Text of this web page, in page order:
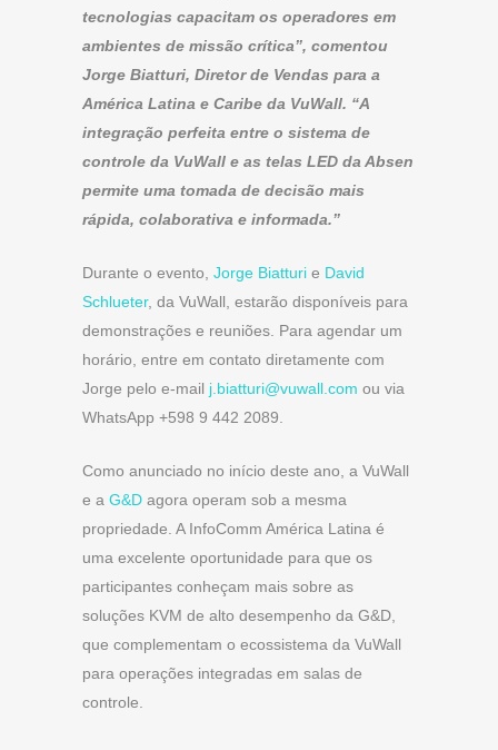
tecnologias capacitam os operadores em
ambientes de missão crítica”, comentou
Jorge Biatturi, Diretor de Vendas para a
América Latina e Caribe da VuWall. “A
integração perfeita entre o sistema de
controle da VuWall e as telas LED da Absen
permite uma tomada de decisão mais
rápida, colaborativa e informada.”
Durante o evento, Jorge Biatturi e David
Schlueter, da VuWall, estarão disponíveis para
demonstrações e reuniões. Para agendar um
horário, entre em contato diretamente com
Jorge pelo e-mail j.biatturi@vuwall.com ou via
WhatsApp +598 9 442 2089.
Como anunciado no início deste ano, a VuWall
e a G&D agora operam sob a mesma
propriedade. A InfoComm América Latina é
uma excelente oportunidade para que os
participantes conheçam mais sobre as
soluções KVM de alto desempenho da G&D,
que complementam o ecossistema da VuWall
para operações integradas em salas de
controle.